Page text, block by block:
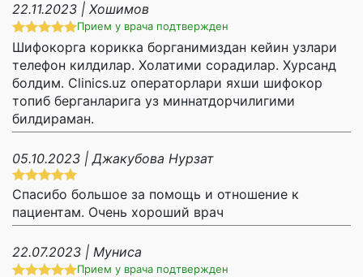
22.11.2023 | Хошимов
Прием у врача подтвержден
Шифокорга корикка борганимиздан кейин узлари
телефон килдилар. Холатими сорадилар. Хурсанд
болдим. Clinics.uz операторлари яхши шифокор
топиб берганларига уз миннатдорчилигими
билдираман.
05.10.2023 | Джакубова Нурзат
Спасибо большое за помощь и отношение к
пациентам. Очень хороший врач
22.07.2023 | Муниса
Прием у врача подтвержден